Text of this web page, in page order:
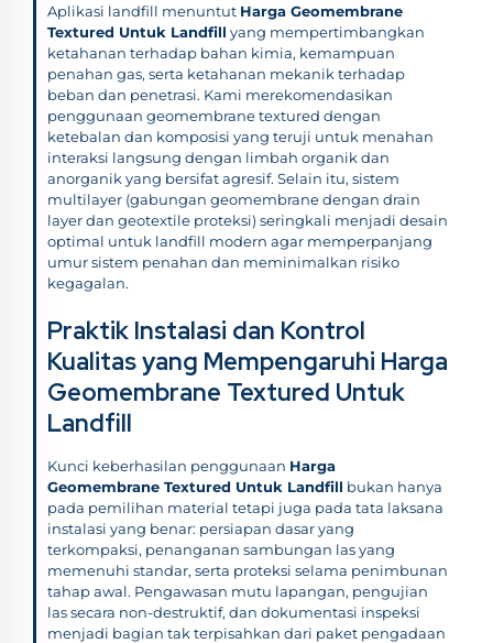
Aplikasi landfill menuntut Harga Geomembrane
Textured Untuk Landfill yang mempertimbangkan
ketahanan terhadap bahan kimia, kemampuan
penahan gas, serta ketahanan mekanik terhadap
beban dan penetrasi. Kami merekomendasikan
penggunaan geomembrane textured dengan
ketebalan dan komposisi yang teruji untuk menahan
interaksi langsung dengan limbah organik dan
anorganik yang bersifat agresif. Selain itu, sistem
multilayer (gabungan geomembrane dengan drain
layer dan geotextile proteksi) seringkali menjadi desain
optimal untuk landfill modern agar memperpanjang
umur sistem penahan dan meminimalkan risiko
kegagalan.
Praktik Instalasi dan Kontrol
Kualitas yang Mempengaruhi Harga
Geomembrane Textured Untuk
Landfill
Kunci keberhasilan penggunaan Harga
Geomembrane Textured Untuk Landfill bukan hanya
pada pemilihan material tetapi juga pada tata laksana
instalasi yang benar: persiapan dasar yang
terkompaksi, penanganan sambungan las yang
memenuhi standar, serta proteksi selama penimbunan
tahap awal. Pengawasan mutu lapangan, pengujian
las secara non-destruktif, dan dokumentasi inspeksi
menjadi bagian tak terpisahkan dari paket pengadaan